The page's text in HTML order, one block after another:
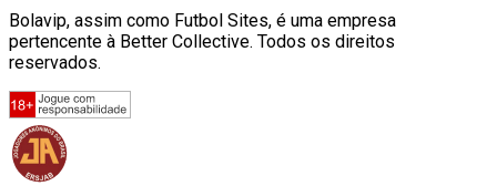
Bolavip, assim como Futbol Sites, é uma empresa
pertencente à Better Collective. Todos os direitos
reservados.